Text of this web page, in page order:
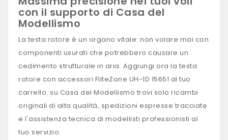
con il supporto di Casa del
Modellismo
La testa rotore è un organo vitale: non volare mai con
componenti usurati che potrebbero causare un
cedimento strutturale in aria. Aggiungi ora la testa
rotore con accessori FliteZone UH-1D 15651 al tuo
carrello: su Casa del Modellismo trovi solo ricambi
originali di alta qualità, spedizioni espresse tracciate
e l'assistenza tecnica di modellisti professionisti al
tuo servizio.